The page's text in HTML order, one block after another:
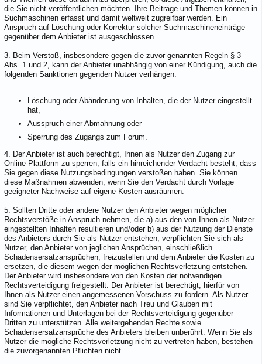
die Sie nicht veröffentlichen möchten. Ihre Beiträge und Themen können in
Suchmaschinen erfasst und damit weltweit zugreifbar werden. Ein
Anspruch auf Löschung oder Korrektur solcher Suchmaschineneinträge
gegenüber dem Anbieter ist ausgeschlossen.
3. Beim Verstoß, insbesondere gegen die zuvor genannten Regeln § 3
Abs. 1 und 2, kann der Anbieter unabhängig von einer Kündigung, auch die
folgenden Sanktionen gegenden Nutzer verhängen:
Löschung oder Abänderung von Inhalten, die der Nutzer eingestellt
hat,
Ausspruch einer Abmahnung oder
Sperrung des Zugangs zum Forum.
4. Der Anbieter ist auch berechtigt, Ihnen als Nutzer den Zugang zur
Online-Plattform zu sperren, falls ein hinreichender Verdacht besteht, dass
Sie gegen diese Nutzungsbedingungen verstoßen haben. Sie können
diese Maßnahmen abwenden, wenn Sie den Verdacht durch Vorlage
geeigneter Nachweise auf eigene Kosten ausräumen.
5. Sollten Dritte oder andere Nutzer den Anbieter wegen möglicher
Rechtsverstöße in Anspruch nehmen, die a) aus den von Ihnen als Nutzer
eingestellten Inhalten resultieren und/oder b) aus der Nutzung der Dienste
des Anbieters durch Sie als Nutzer entstehen, verpflichten Sie sich als
Nutzer, den Anbieter von jeglichen Ansprüchen, einschließlich
Schadensersatzansprüchen, freizustellen und dem Anbieter die Kosten zu
ersetzen, die diesem wegen der möglichen Rechtsverletzung entstehen.
Der Anbieter wird insbesondere von den Kosten der notwendigen
Rechtsverteidigung freigestellt. Der Anbieter ist berechtigt, hierfür von
Ihnen als Nutzer einen angemessenen Vorschuss zu fordern. Als Nutzer
sind Sie verpflichtet, den Anbieter nach Treu und Glauben mit
Informationen und Unterlagen bei der Rechtsverteidigung gegenüber
Dritten zu unterstützen. Alle weitergehenden Rechte sowie
Schadensersatzansprüche des Anbieters bleiben unberührt. Wenn Sie als
Nutzer die mögliche Rechtsverletzung nicht zu vertreten haben, bestehen
die zuvorgenannten Pflichten nicht.